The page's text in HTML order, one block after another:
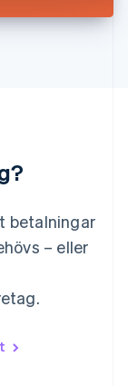
betalningar
– eller